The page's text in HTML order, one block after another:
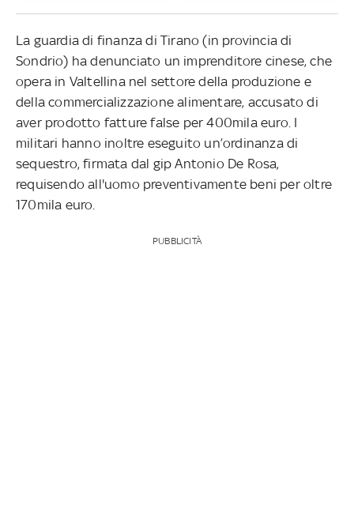
La guardia di finanza di Tirano (in provincia di
Sondrio) ha denunciato un imprenditore cinese, che
opera in Valtellina nel settore della produzione e
della commercializzazione alimentare, accusato di
aver prodotto fatture false per 400mila euro. I
militari hanno inoltre eseguito un’ordinanza di
sequestro, firmata dal gip Antonio De Rosa,
requisendo all'uomo preventivamente beni per oltre
170mila euro.
PUBBLICITÀ